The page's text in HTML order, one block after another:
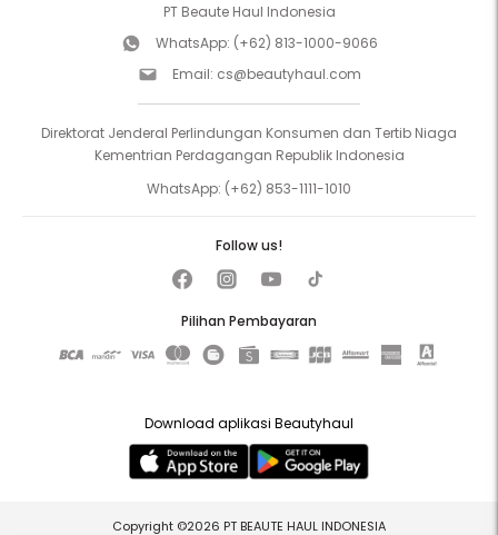
PT Beaute Haul Indonesia
WhatsApp: (+62) 813-1000-9066
Email: cs@beautyhaul.com
Direktorat Jenderal Perlindungan Konsumen dan Tertib Niaga
Kementrian Perdagangan Republik Indonesia
WhatsApp: (+62) 853-1111-1010
Pilihan Pembayaran
Follow us!
Download aplikasi Beautyhaul
Copyright ©2026 PT BEAUTE HAUL INDONESIA